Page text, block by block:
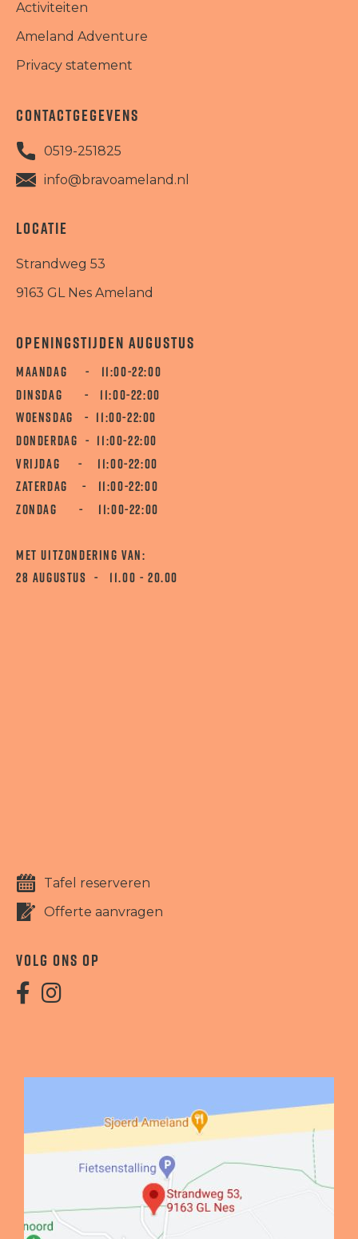
Activiteiten
Ameland Adventure
Privacy statement
CONTACTGEGEVENS
0519-251825
info@bravoameland.nl
LOCATIE
Strandweg 53
9163 GL Nes Ameland
OPENINGSTIJDEN AUGUSTUS
MAANDAG - 11:00-22:00
DINSDAG - 11:00-22:00
WOENSDAG - 11:00-22:00
DONDERDAG - 11:00-22:00
VRIJDAG - 11:00-22:00
ZATERDAG - 11:00-22:00
ZONDAG - 11:00-22:00
MET UITZONDERING VAN:
28 AUGUSTUS - 11.00 - 20.00
Tafel reserveren
Offerte aanvragen
VOLG ONS OP